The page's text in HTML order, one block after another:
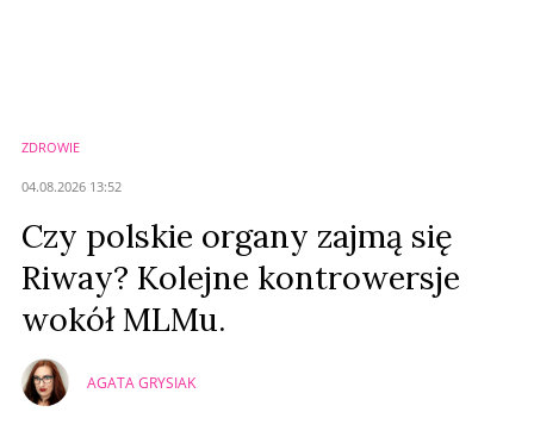
ZDROWIE
04.08.2026 13:52
Czy polskie organy zajmą się
Riway? Kolejne kontrowersje
wokół MLMu.
AGATA GRYSIAK